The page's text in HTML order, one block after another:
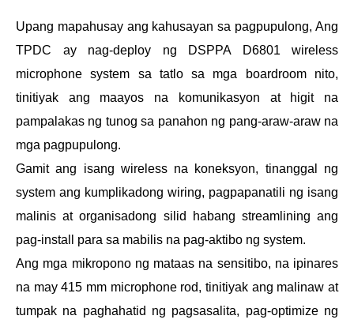
Upang mapahusay ang kahusayan sa pagpupulong, Ang
TPDC ay nag-deploy ng DSPPA D6801 wireless
microphone system sa tatlo sa mga boardroom nito,
tinitiyak ang maayos na komunikasyon at higit na
pampalakas ng tunog sa panahon ng pang-araw-araw na
mga pagpupulong.
Gamit ang isang wireless na koneksyon, tinanggal ng
system ang kumplikadong wiring, pagpapanatili ng isang
malinis at organisadong silid habang streamlining ang
pag-install para sa mabilis na pag-aktibo ng system.
Ang mga mikropono ng mataas na sensitibo, na ipinares
na may 415 mm microphone rod, tinitiyak ang malinaw at
tumpak na paghahatid ng pagsasalita, pag-optimize ng